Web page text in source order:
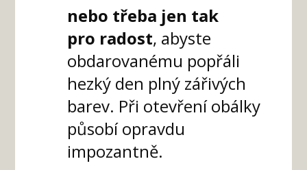
nebo třeba jen tak
pro radost, abyste
obdarovanému popřáli
hezký den plný zářivých
barev. Při otevření obálky
působí opravdu
impozantně.